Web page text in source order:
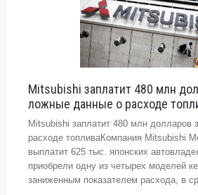
Mitsubishi заплатит 480 млн
ложные данные о расходе
Mitsubishi заплатит 480 млн долларов
расходе топливаКомпания Mitsubishi
выплатит 625 тыс. японских
приобрели одну из четырех моделей
заниженным показателем расхода, в